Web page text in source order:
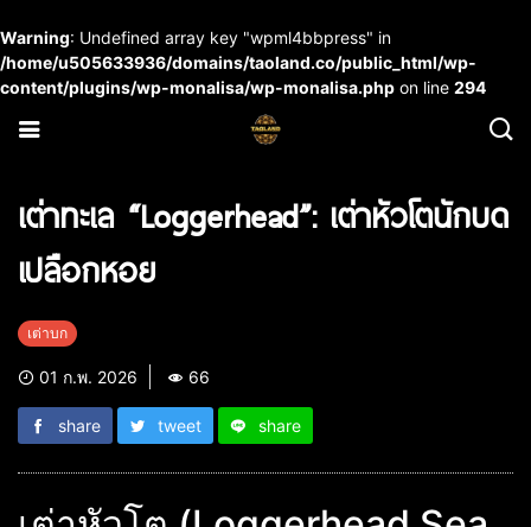
Warning: Undefined array key "wpml4bbpress" in
/home/u505633936/domains/taoland.co/public_html/wp-
content/plugins/wp-monalisa/wp-monalisa.php on line 294
เต่าทะเล “Loggerhead”: เต่าหัวโตนักบด
เปลือกหอย
เต่าบก
01 ก.พ. 2026 66
share tweet share